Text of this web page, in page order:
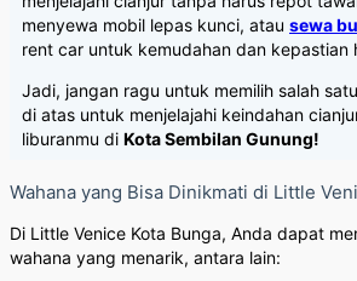
menyewa mobil lepas kunci, atau sewa
rent car untuk kemudahan dan kepastian
Jadi, jangan ragu untuk memilih salah
di atas untuk menjelajahi keindahan
liburanmu di Kota Sembilan Gunung!
Wahana yang Bisa Dinikmati di Little
Di Little Venice Kota Bunga, Anda dapat
wahana yang menarik, antara lain: